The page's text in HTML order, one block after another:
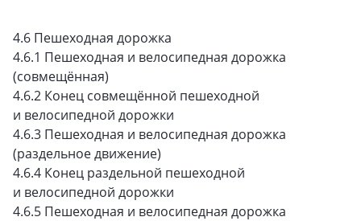
4.6 Пешеходная дорожка
4.6.1 Пешеходная и велосипедная дорожка
(совмещённая)
4.6.2 Конец совмещённой пешеходной
и велосипедной дорожки
4.6.3 Пешеходная и велосипедная дорожка
(раздельное движение)
4.6.4 Конец раздельной пешеходной
и велосипедной дорожки
4.6.5 Пешеходная и велосипедная дорожка